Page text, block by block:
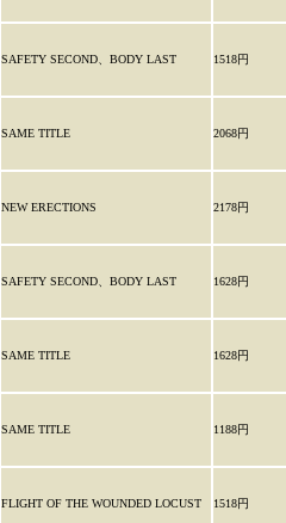
SAFETY SECOND、BODY LAST 1518円
SAME TITLE 2068円
NEW ERECTIONS 2178円
SAFETY SECOND、BODY LAST 1628円
SAME TITLE 1628円
SAME TITLE 1188円
FLIGHT OF THE WOUNDED LOCUST 1518円